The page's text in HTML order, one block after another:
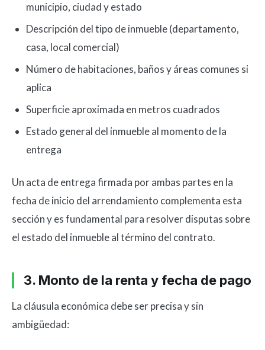
municipio, ciudad y estado
Descripción del tipo de inmueble (departamento,
casa, local comercial)
Número de habitaciones, baños y áreas comunes si
aplica
Superficie aproximada en metros cuadrados
Estado general del inmueble al momento de la
entrega
Un acta de entrega firmada por ambas partes en la
fecha de inicio del arrendamiento complementa esta
sección y es fundamental para resolver disputas sobre
el estado del inmueble al término del contrato.
3. Monto de la renta y fecha de pago
La cláusula económica debe ser precisa y sin
ambigüedad: